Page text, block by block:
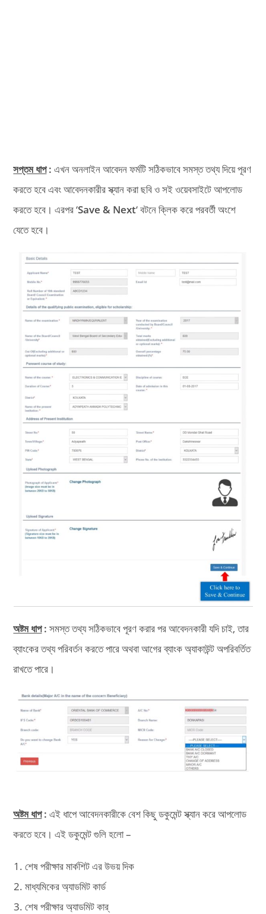
সপ্তম ধাপ: এখন অনলাইন আবেদন ফর্মটি সঠিকভাবে সমস্ত তথ্য দিয়ে পূরণ
করতে হবে এবং আবেদনকারীর স্ক্যান করা ছবি ও সই ওয়েবসাইটে আপলোড
করতে হবে। এরপর ‘Save & Next‘ বটনে ক্লিক করে পরবর্তী অংশে
যেতে হবে।
অষ্টম ধাপ: সমস্ত তথ্য সঠিকভাবে পূরণ করার পর আবেদনকারী যদি চাই, তার
ব্যাংকের তথ্য পরিবর্তন করতে পারে অথবা আগের ব্যাংক অ্যাকাউন্ট অপরিবর্তিত
রাখতে পারে।
অষ্টম ধাপ: এই ধাপে আবেদনকারীকে বেশ কিছু ডকুমেন্ট স্ক্যান করে আপলোড
করতে হবে। এই ডকুমেন্ট গুলি হলো –
শেষ পরীক্ষার মার্কশিট এর উভয় দিক
মাধ্যমিকের অ্যাডমিট কার্ড
শেষ পরীক্ষার অ্যাডমিট কার্